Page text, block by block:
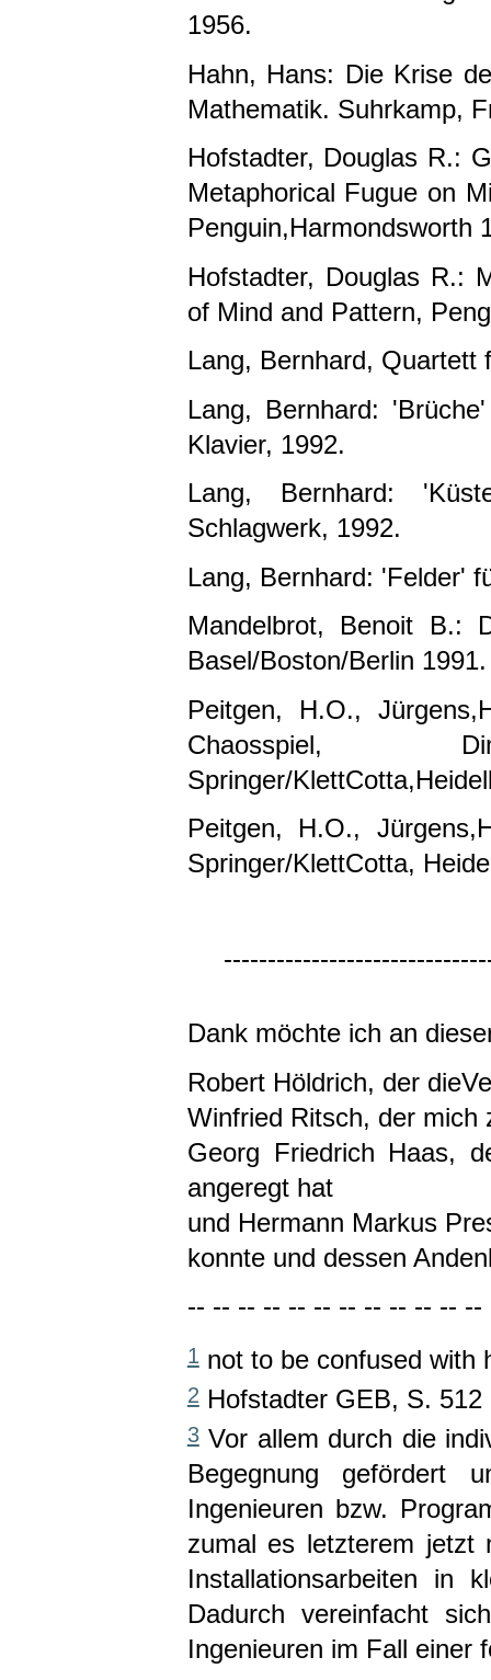
1956.
Hahn, Hans: Die Krise
Mathematik. Suhrkamp,
Hofstadter, Douglas R.:
Metaphorical Fugue on
Penguin,Harmondsworth
Hofstadter, Douglas R.:
of Mind and Pattern,
Lang, Bernhard, Quartett
Lang, Bernhard:
Klavier, 1992.
Lang, Bernhard:
Schlagwerk, 1992.
Lang, Bernhard: 'Felder'
Mandelbrot, Benoit B.:
Basel/Boston/Berlin
Peitgen, H.­O.,
Chaosspiel,
Springer/
Peitgen, H.­O.,
Springer/KlettCotta,
Dank möchte ich an
Robert Höldrich, der
Winfried Ritsch, der mich
Georg Friedrich Haas,
angeregt hat
und Hermann Markus
konnte und dessen
-- -- -- -- -- -- -- -- -- -- --
1not to be confused with
2Hofstadter GEB, S. 512
3Vor allem durch die
Begegnung gefördert
Ingenieuren bzw.
zumal es letzterem jetzt
Installationsarbeiten in
Dadurch vereinfacht
Ingenieuren im Fall einer